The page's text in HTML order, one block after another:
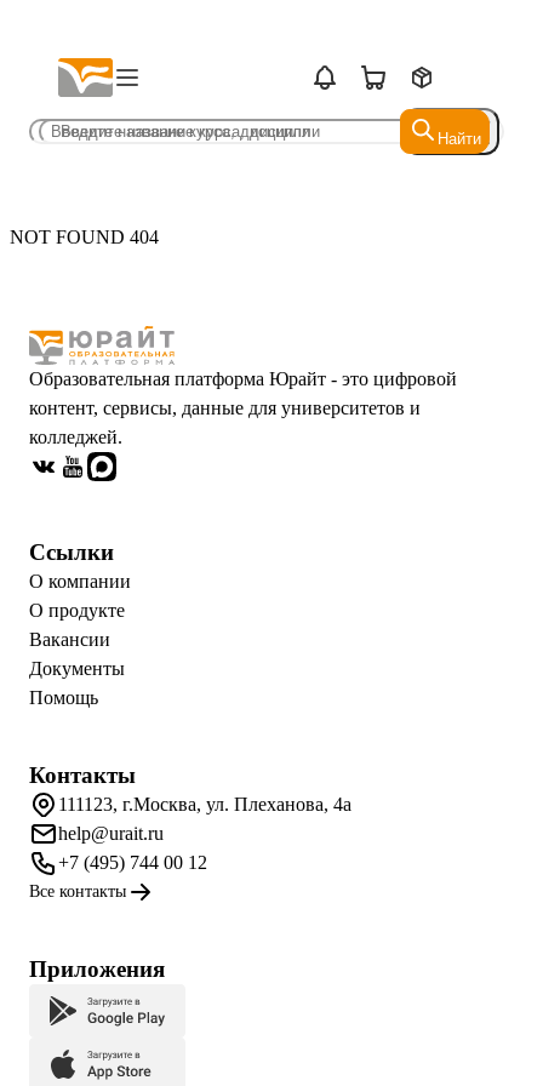
Найти
Найти
NOT FOUND 404
Образовательная платформа Юрайт - это цифровой
контент, сервисы, данные для университетов и
колледжей.
Ссылки
О компании
О продукте
Вакансии
Документы
Помощь
Контакты
111123, г.Москва, ул. Плеханова, 4а
help@urait.ru
+7 (495) 744 00 12
Все контакты
Приложения